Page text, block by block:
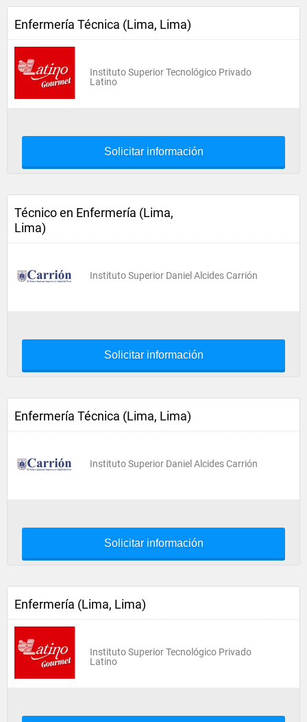
Enfermería Técnica (Lima, Lima)
Instituto Superior Tecnológico Privado
Latino
Solicitar información
Técnico en Enfermería (Lima,
Lima)
Instituto Superior Daniel Alcides Carrión
Solicitar información
Enfermería Técnica (Lima, Lima)
Instituto Superior Daniel Alcides Carrión
Solicitar información
Enfermería (Lima, Lima)
Instituto Superior Tecnológico Privado
Latino